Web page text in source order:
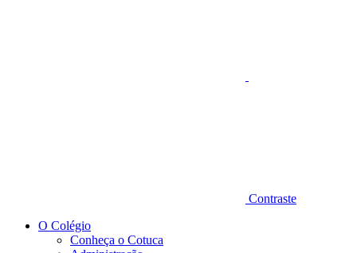
Contraste
O Colégio
Conheça o Cotuca